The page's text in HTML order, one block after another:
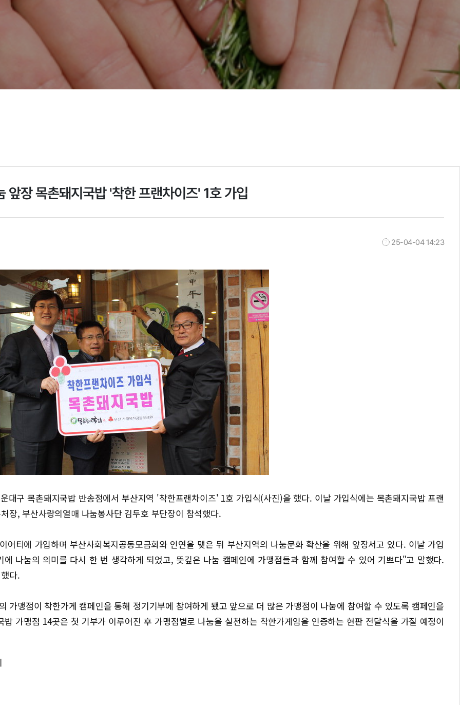
앞장 목촌돼지국밥 '착한 프랜차이즈' 1호 가입
25-04-04 14:23
대구 목촌돼지국밥 반송점에서 부산지역 '착한프랜차이즈' 1호 가입식(사진)을 했다. 이날 가입식에는 목촌돼지국밥 프랜
장, 부산사랑의열매 나눔봉사단 김두호 부단장이 참석했다.
티에 가입하며 부산사회복지공동모금회와 인연을 맺은 뒤 부산지역의 나눔문화 확산을 위해 앞장서고 있다. 이날 가입
나눔의 의미를 다시 한 번 생각하게 되었고, 뜻깊은 나눔 캠페인에 가맹점들과 함께 참여할 수 있어 기쁘다"고 말했다.
다.
가맹점이 착한가게 캠페인을 통해 정기기부에 참여하게 됐고 앞으로 더 많은 가맹점이 나눔에 참여할 수 있도록 캠페인을
가맹점 14곳은 첫 기부가 이루어진 후 가맹점별로 나눔을 실천하는 착한가게임을 인증하는 현판 전달식을 가질 예정이